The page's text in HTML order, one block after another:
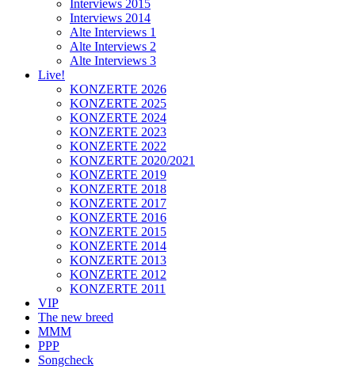
Interviews 2015
Interviews 2014
Alte Interviews 1
Alte Interviews 2
Alte Interviews 3
Live!
KONZERTE 2026
KONZERTE 2025
KONZERTE 2024
KONZERTE 2023
KONZERTE 2022
KONZERTE 2020/2021
KONZERTE 2019
KONZERTE 2018
KONZERTE 2017
KONZERTE 2016
KONZERTE 2015
KONZERTE 2014
KONZERTE 2013
KONZERTE 2012
KONZERTE 2011
VIP
The new breed
MMM
PPP
Songcheck